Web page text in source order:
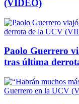
(VIDEO)
Paolo Guerrero
tras última